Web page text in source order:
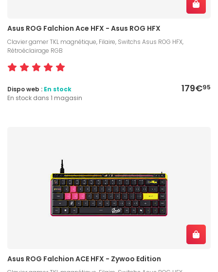
Asus ROG Falchion Ace HFX - Asus ROG HFX
Clavier gamer TKL magnétique, Filaire, Switchs Asus ROG HFX,
Rétroéclairage RGB
179€95
Dispo web : En stock
En stock dans 1 magasin
Asus ROG Falchion ACE HFX - Zywoo Edition